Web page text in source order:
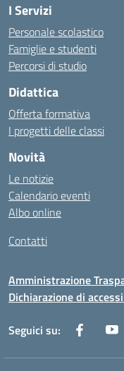
I Servizi
Personale scolastico
Famiglie e studenti
Percorsi di studio
Didattica
Offerta formativa
I progetti delle classi
Novità
Le notizie
Calendario eventi
Albo online
Contatti
Amministrazione
Dichiarazione di
Seguici su: